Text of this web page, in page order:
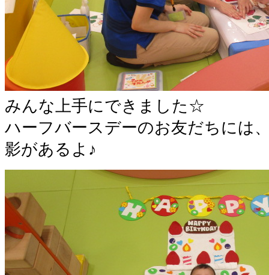
みんな上手にできました☆
ハーフバースデーのお友だちには
影があるよ♪